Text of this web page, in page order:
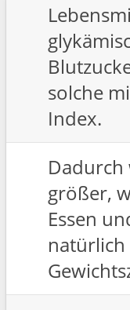
solche
Index.
größer,
Essen